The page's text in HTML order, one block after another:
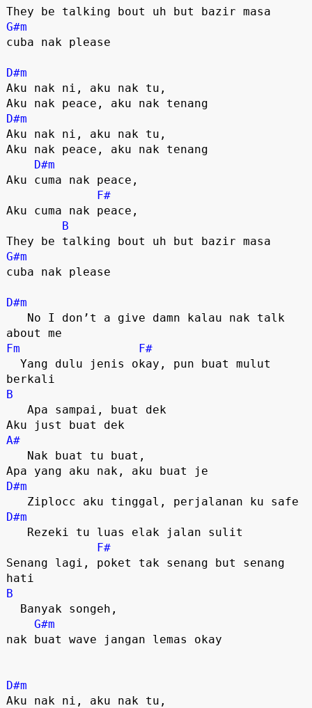
G#m
cuba nak please
D#m
Aku nak ni, aku nak tu,
D#m
Aku nak ni, aku nak tu,
Aku nak peace, aku nak tenang
D#m
Aku cuma nak peace,
F#
Aku cuma nak peace,
B
G#m
cuba nak please
D#m
Fm
F#
B
Aku just buat dek
A#
D#m
D#m
F#
Senang lagi, poket tak senang but senang
B
G#m
nak buat wave jangan lemas okay
D#m
Aku nak ni, aku nak tu,